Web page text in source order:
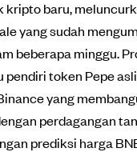
kripto baru,
yang sudah
beberapa minggu.
pendiri token Pepe
yang
perdagangan
prediksi harga